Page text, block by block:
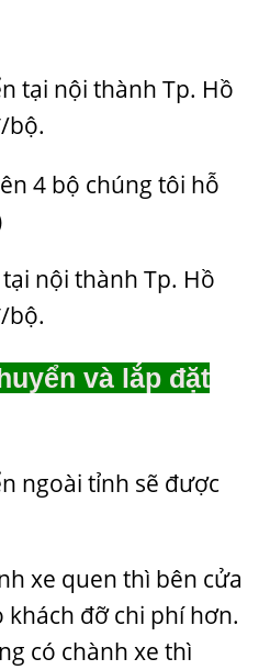
tại nội thành Tp. Hồ
bộ.
4 bộ chúng tôi hỗ
nội thành Tp. Hồ
bộ.
và lắp đặt
ngoài tỉnh sẽ được
xe quen thì bên cửa
khách đỡ chi phí hơn.
có chành xe thì